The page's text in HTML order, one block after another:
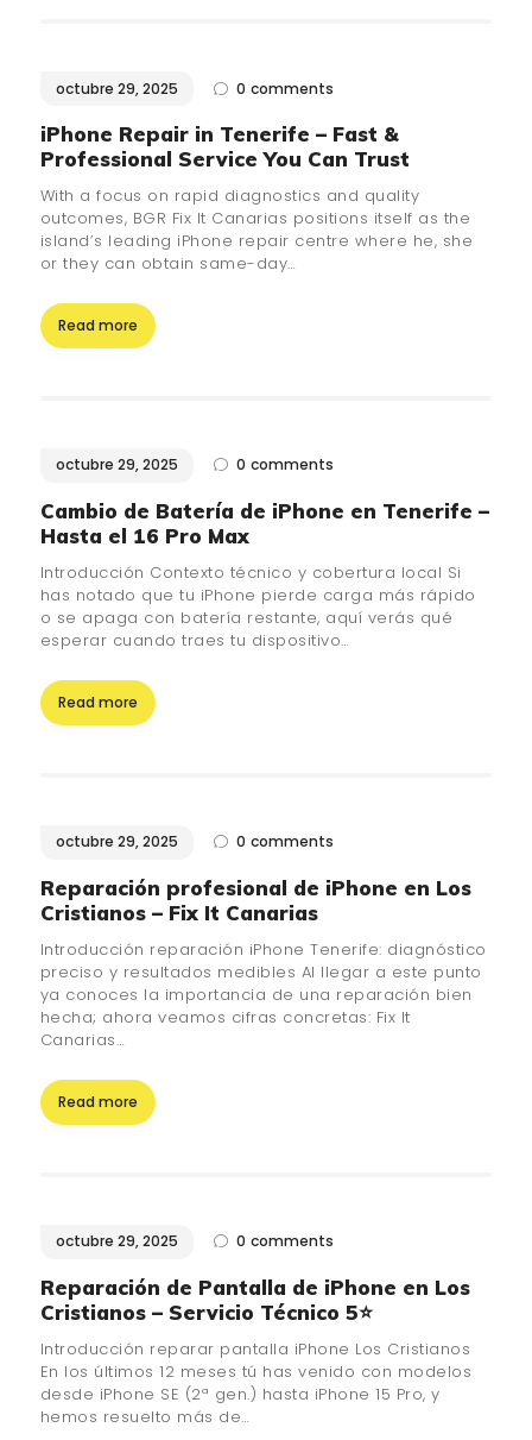
octubre 29, 2025 0 comments
iPhone Repair in Tenerife – Fast &
Professional Service You Can Trust
With a focus on rapid diagnostics and quality
outcomes, BGR Fix It Canarias positions itself as the
island’s leading iPhone repair centre where he, she
or they can obtain same-day…
Read more
octubre 29, 2025 0 comments
Cambio de Batería de iPhone en Tenerife –
Hasta el 16 Pro Max
Introducción Contexto técnico y cobertura local Si
has notado que tu iPhone pierde carga más rápido
o se apaga con batería restante, aquí verás qué
esperar cuando traes tu dispositivo…
Read more
octubre 29, 2025 0 comments
Reparación profesional de iPhone en Los
Cristianos – Fix It Canarias
Introducción reparación iPhone Tenerife: diagnóstico
preciso y resultados medibles Al llegar a este punto
ya conoces la importancia de una reparación bien
hecha; ahora veamos cifras concretas: Fix It
Canarias…
Read more
octubre 29, 2025 0 comments
Reparación de Pantalla de iPhone en Los
Cristianos – Servicio Técnico 5⭐
Introducción reparar pantalla iPhone Los Cristianos
En los últimos 12 meses tú has venido con modelos
desde iPhone SE (2ª gen.) hasta iPhone 15 Pro, y
hemos resuelto más de…